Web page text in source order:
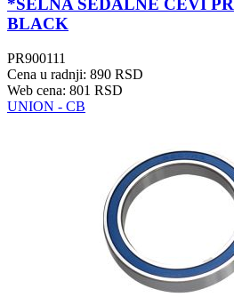
*ŠELNA SEDALNE CEVI
BLACK
PR900111
Cena u radnji: 890 RSD
Web cena: 801 RSD
UNION - CB